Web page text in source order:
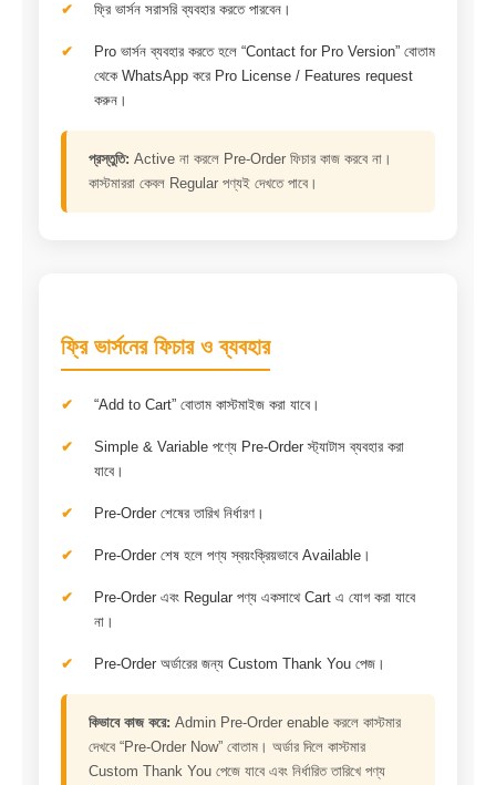
ফ্রি ভার্সন সরাসরি ব্যবহার করতে পারবেন।
Pro ভার্সন ব্যবহার করতে হলে “Contact for Pro Version” বোতাম
থেকে WhatsApp করে Pro License / Features request
করুন।
প্রস্তুতি: Active না করলে Pre-Order ফিচার কাজ করবে না।
কাস্টমাররা কেবল Regular পণ্যই দেখতে পাবে।
ফ্রি ভার্সনের ফিচার ও ব্যবহার
“Add to Cart” বোতাম কাস্টমাইজ করা যাবে।
Simple & Variable পণ্যে Pre-Order স্ট্যাটাস ব্যবহার করা
যাবে।
Pre-Order শেষের তারিখ নির্ধারণ।
Pre-Order শেষ হলে পণ্য স্বয়ংক্রিয়ভাবে Available।
Pre-Order এবং Regular পণ্য একসাথে Cart এ যোগ করা যাবে
না।
Pre-Order অর্ডারের জন্য Custom Thank You পেজ।
কিভাবে কাজ করে: Admin Pre-Order enable করলে কাস্টমার
দেখবে “Pre-Order Now” বোতাম। অর্ডার দিলে কাস্টমার
Custom Thank You পেজে যাবে এবং নির্ধারিত তারিখে পণ্য